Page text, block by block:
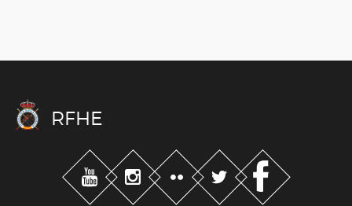
RFHE